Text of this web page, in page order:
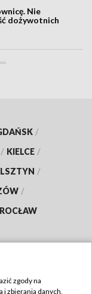
Nie
dożywotnich
/
/ KIELCE /
/
/
zgody na
i zbierania danych,